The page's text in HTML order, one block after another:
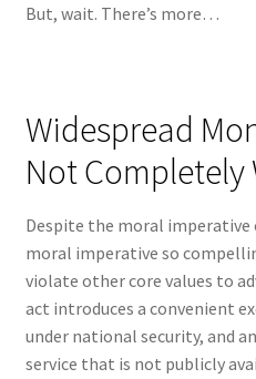
But, wait. There’s more…
Widespread
Not Completely
Despite the moral
moral imperative so
violate other core values to
act introduces a convenient
under national security, and
service that is not publicly